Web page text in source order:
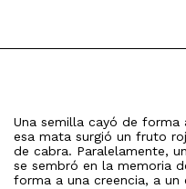
Una semilla cayó de
esa mata surgió un fruto
de cabra. Paralelamente,
se sembró en la memoria
forma a una creencia, a un